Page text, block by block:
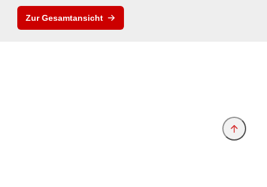
Zur Gesamtansicht